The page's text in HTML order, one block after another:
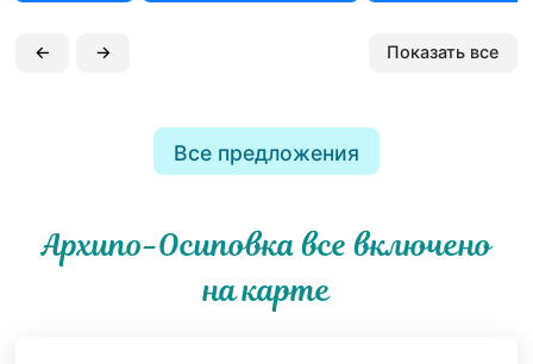
← → Показать все
Все предложения
Архипо-Осиповка все включено
на карте